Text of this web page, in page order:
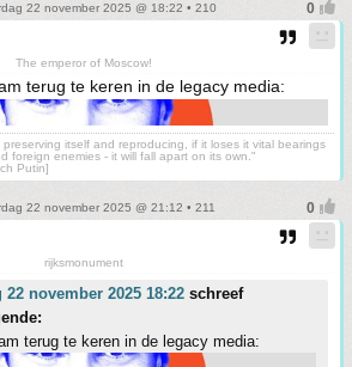
22 november 2025 @ 18:22 • 210
The emperor of Moscow!
terug te keren in de legacy media:
itself and reproducing, if it loses it vital bearings
foreign enemies - it will fall apart on its own."
Putin]
22 november 2025 @ 21:12 • 211
rijksmonument
22 november 2025 18:22 schreef
terug te keren in de legacy media: